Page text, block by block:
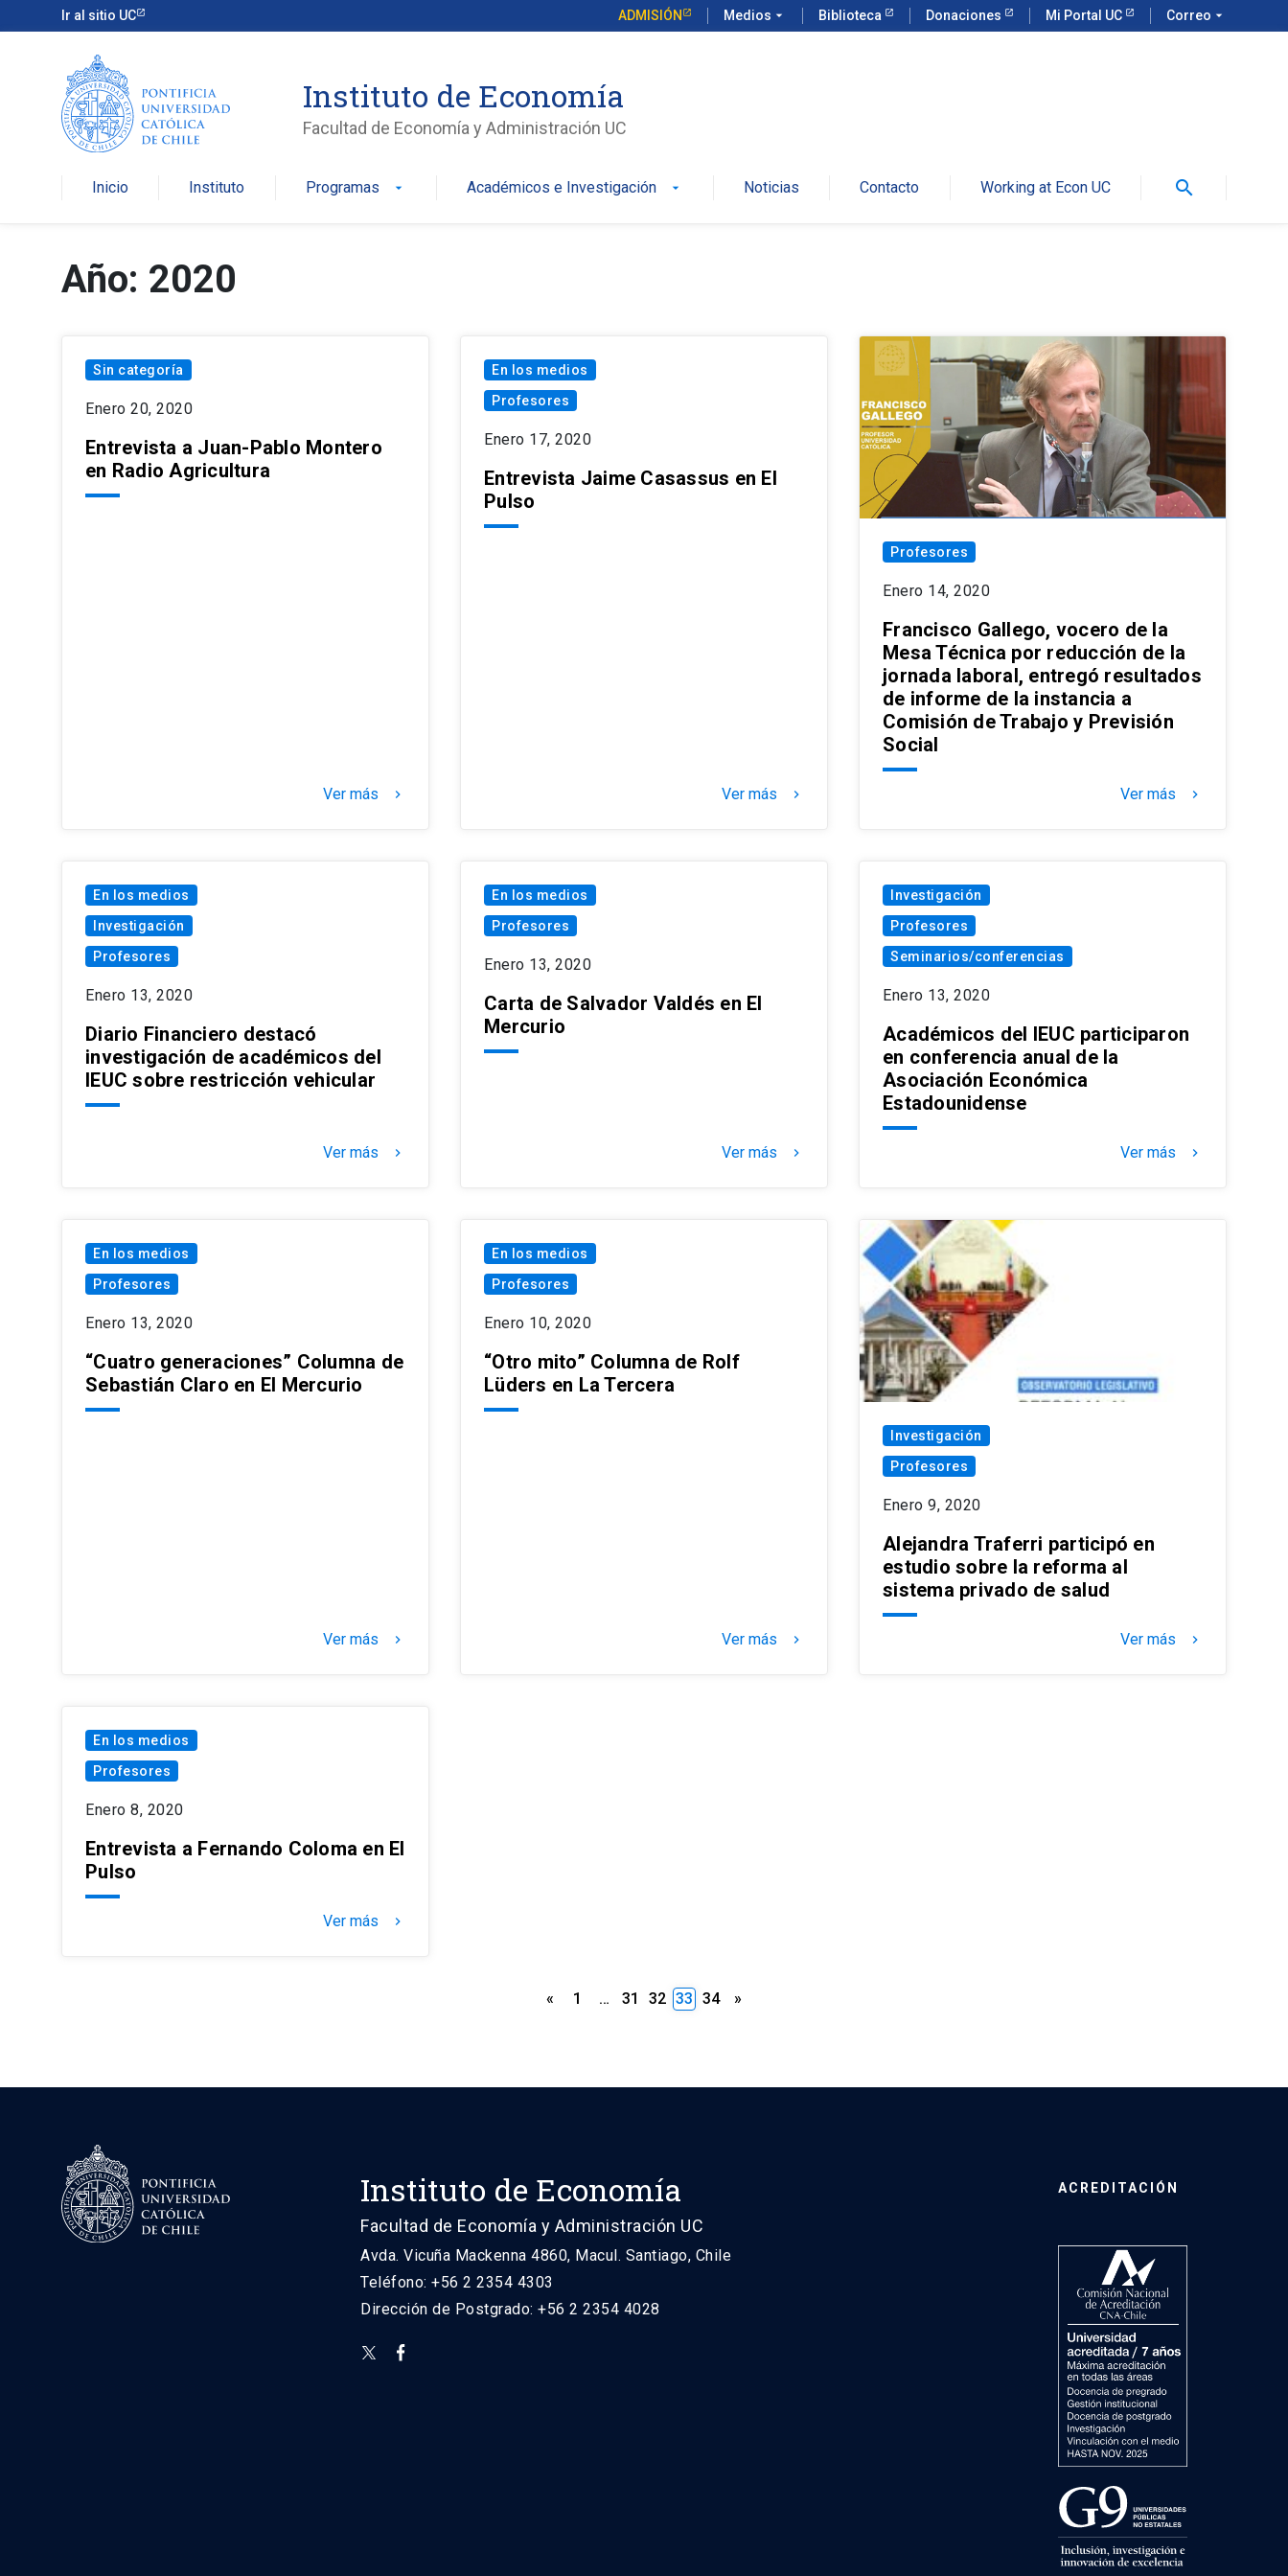
Ir al sitio UC ADMISIÓN Medios arrow_drop_down Biblioteca Donaciones Mi Portal UC Correo arrow_drop_down
Instituto de Economía
Facultad de Economía y Administración UC
Inicio Instituto Programas arrow_drop_down Académicos e Investigación arrow_drop_down Noticias Contacto Working at Econ UC search
Año: 2020
Sin categoría
Enero 20, 2020
Entrevista a Juan-Pablo Montero
en Radio Agricultura
Ver más keyboard_arrow_right
En los medios
Profesores
Enero 17, 2020
Entrevista Jaime Casassus en El
Pulso
Ver más keyboard_arrow_right
Profesores
Enero 14, 2020
Francisco Gallego, vocero de la
Mesa Técnica por reducción de la
jornada laboral, entregó resultados
de informe de la instancia a
Comisión de Trabajo y Previsión
Social
Ver más keyboard_arrow_right
En los medios
Investigación
Profesores
Enero 13, 2020
Diario Financiero destacó
investigación de académicos del
IEUC sobre restricción vehicular
Ver más keyboard_arrow_right
En los medios
Profesores
Enero 13, 2020
Carta de Salvador Valdés en El
Mercurio
Ver más keyboard_arrow_right
Investigación
Profesores
Seminarios/conferencias
Enero 13, 2020
Académicos del IEUC participaron
en conferencia anual de la
Asociación Económica
Estadounidense
Ver más keyboard_arrow_right
En los medios
Profesores
Enero 13, 2020
“Cuatro generaciones” Columna de
Sebastián Claro en El Mercurio
Ver más keyboard_arrow_right
En los medios
Profesores
Enero 10, 2020
“Otro mito” Columna de Rolf
Lüders en La Tercera
Ver más keyboard_arrow_right
Investigación
Profesores
Enero 9, 2020
Alejandra Traferri participó en
estudio sobre la reforma al
sistema privado de salud
Ver más keyboard_arrow_right
En los medios
Profesores
Enero 8, 2020
Entrevista a Fernando Coloma en El
Pulso
Ver más keyboard_arrow_right
Paginación
entradas
« 1 … 31 32 33 34 »
Instituto de Economía
Facultad de Economía y Administración UC
Avda. Vicuña Mackenna 4860, Macul. Santiago, Chile
Teléfono: +56 2 2354 4303
Dirección de Postgrado: +56 2 2354 4028
ACREDITACIÓN